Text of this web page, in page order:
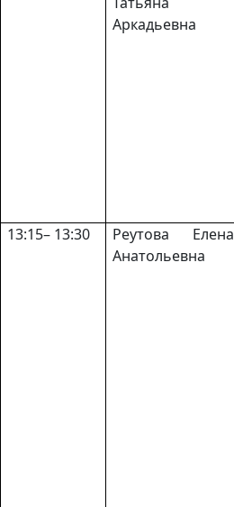
Аркадьевна
13:15– 13:30
Реутова Елена
Анатольевна